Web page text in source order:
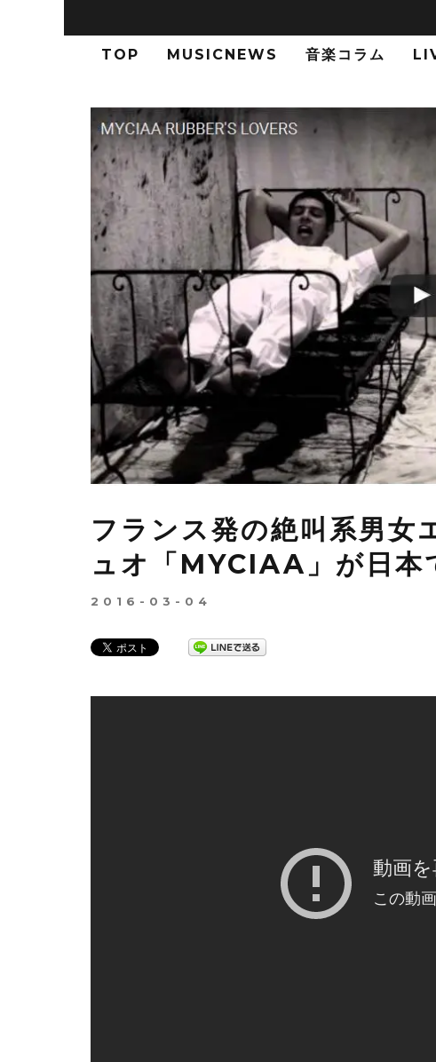
TOP MUSICNEWS 音楽コラム
フランス発の絶叫系男女
ュオ「MYCIAA」が日本
2016-03-04